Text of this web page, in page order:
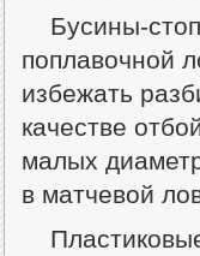
Бусины-
поплавочной
избежать
качестве
малых
в матчевой